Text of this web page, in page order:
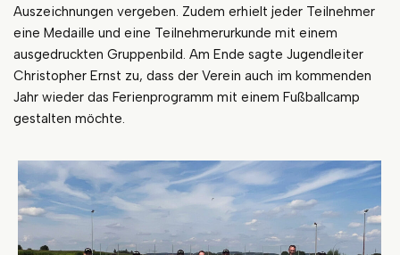
Auszeichnungen vergeben. Zudem erhielt jeder Teilnehmer
eine Medaille und eine Teilnehmerurkunde mit einem
ausgedruckten Gruppenbild. Am Ende sagte Jugendleiter
Christopher Ernst zu, dass der Verein auch im kommenden
Jahr wieder das Ferienprogramm mit einem Fußballcamp
gestalten möchte.